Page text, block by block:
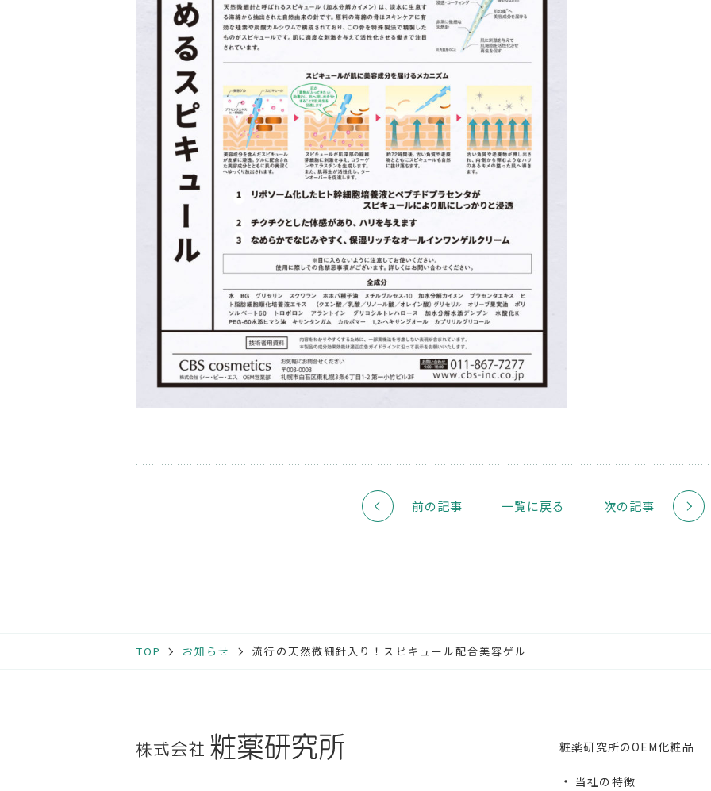
前の記事 一覧に戻る 次の記事
TOP お知らせ 流行の天然微細針入り！スピキュール配合美容ゲル
粧薬研究所のOEM化粧品
当社の特徴